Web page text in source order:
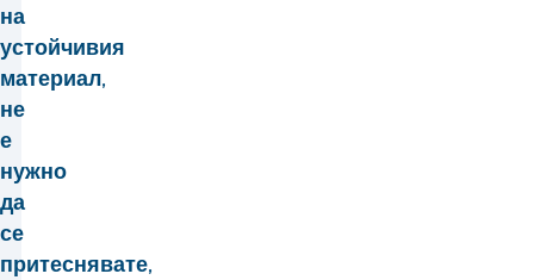
на
устойчивия
материал,
не
е
нужно
да
се
притеснявате,